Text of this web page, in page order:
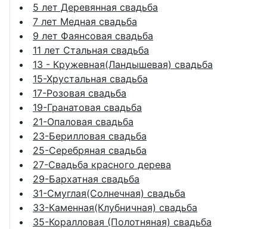
5 лет Деревянная свадьба
7 лет Медная свадьба
9 лет Фаянсовая свадьба
11 лет Стальная свадьба
13 - Кружевная(Ландышевая) свадьба
15-Хрустальная свадьба
17-Розовая свадьба
19-Гранатовая свадьба
21-Опаловая свадьба
23-Берилловая свадьба
25-Серебряная свадьба
27-Свадьба красного дерева
29-Бархатная свадьба
31-Смуглая(Солнечная) свадьба
33-Каменная(Клубничная) свадьба
35-Коралловая (Полотняная) свадьба